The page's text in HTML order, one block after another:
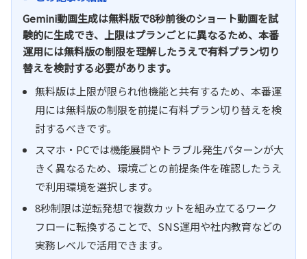
Gemini動画生成は無料版で8秒前後のショート動画を試
験的に生成でき、上限はプランごとに異なるため、本番
運用には無料版の制限を理解したうえで有料プラン切り
替えを検討する必要があります。
無料版は上限が限られ他機能と共有するため、本番運
用には無料版の制限を前提に有料プラン切り替えを検
討するべきです。
スマホ・PCでは機能展開やトラブル発生パターンが大
きく異なるため、環境ごとの前提条件を確認したうえ
で利用環境を選択します。
8秒制限は逆転発想で複数カットを組み立てるワーク
フローに転換することで、SNS運用や社内教育などの
実務レベルで活用できます。